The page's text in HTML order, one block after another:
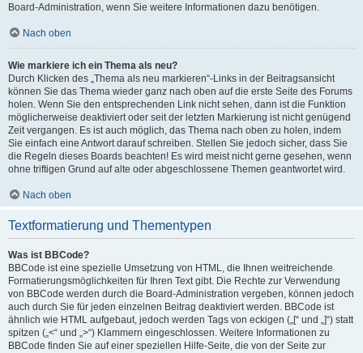
Board-Administration, wenn Sie weitere Informationen dazu benötigen.
Nach oben
Wie markiere ich ein Thema als neu?
Durch Klicken des „Thema als neu markieren“-Links in der Beitragsansicht
können Sie das Thema wieder ganz nach oben auf die erste Seite des Forums
holen. Wenn Sie den entsprechenden Link nicht sehen, dann ist die Funktion
möglicherweise deaktiviert oder seit der letzten Markierung ist nicht genügend
Zeit vergangen. Es ist auch möglich, das Thema nach oben zu holen, indem
Sie einfach eine Antwort darauf schreiben. Stellen Sie jedoch sicher, dass Sie
die Regeln dieses Boards beachten! Es wird meist nicht gerne gesehen, wenn
ohne triftigen Grund auf alte oder abgeschlossene Themen geantwortet wird.
Nach oben
Textformatierung und Thementypen
Was ist BBCode?
BBCode ist eine spezielle Umsetzung von HTML, die Ihnen weitreichende
Formatierungsmöglichkeiten für Ihren Text gibt. Die Rechte zur Verwendung
von BBCode werden durch die Board-Administration vergeben, können jedoch
auch durch Sie für jeden einzelnen Beitrag deaktiviert werden. BBCode ist
ähnlich wie HTML aufgebaut, jedoch werden Tags von eckigen („[“ und „]“) statt
spitzen („<“ und „>“) Klammern eingeschlossen. Weitere Informationen zu
BBCode finden Sie auf einer speziellen Hilfe-Seite, die von der Seite zur